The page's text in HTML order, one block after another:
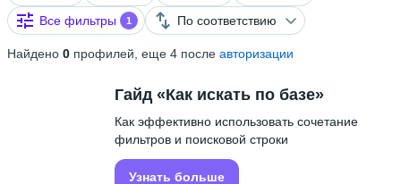
Все фильтры
1 По соответствию
Найдено 0 профилей, еще 4 после авторизации
Гайд «Как искать по базе»
Как эффективно использовать сочетание
фильтров и поисковой строки
Узнать больше